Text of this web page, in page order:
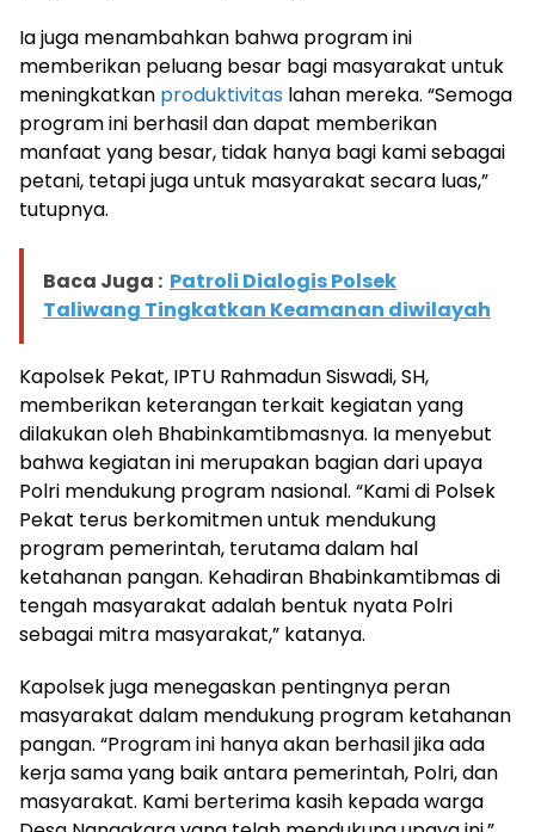
Ia juga menambahkan bahwa program ini
memberikan peluang besar bagi masyarakat untuk
meningkatkan produktivitas lahan mereka. “Semoga
program ini berhasil dan dapat memberikan
manfaat yang besar, tidak hanya bagi kami sebagai
petani, tetapi juga untuk masyarakat secara luas,”
tutupnya.
Baca Juga : Patroli Dialogis Polsek
Taliwang Tingkatkan Keamanan diwilayah
Kapolsek Pekat, IPTU Rahmadun Siswadi, SH,
memberikan keterangan terkait kegiatan yang
dilakukan oleh Bhabinkamtibmasnya. Ia menyebut
bahwa kegiatan ini merupakan bagian dari upaya
Polri mendukung program nasional. “Kami di Polsek
Pekat terus berkomitmen untuk mendukung
program pemerintah, terutama dalam hal
ketahanan pangan. Kehadiran Bhabinkamtibmas di
tengah masyarakat adalah bentuk nyata Polri
sebagai mitra masyarakat,” katanya.
Kapolsek juga menegaskan pentingnya peran
masyarakat dalam mendukung program ketahanan
pangan. “Program ini hanya akan berhasil jika ada
kerja sama yang baik antara pemerintah, Polri, dan
masyarakat. Kami berterima kasih kepada warga